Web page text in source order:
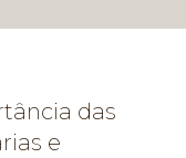
das
e